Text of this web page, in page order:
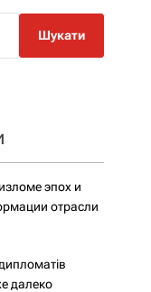
о
у
эпох и
отрасли
далеко